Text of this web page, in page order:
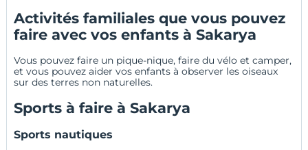
Activités familiales que vous pouvez
faire avec vos enfants à Sakarya
Vous pouvez faire un pique-nique, faire du vélo et camper,
et vous pouvez aider vos enfants à observer les oiseaux
sur des terres non naturelles.
Sports à faire à Sakarya
Sports nautiques